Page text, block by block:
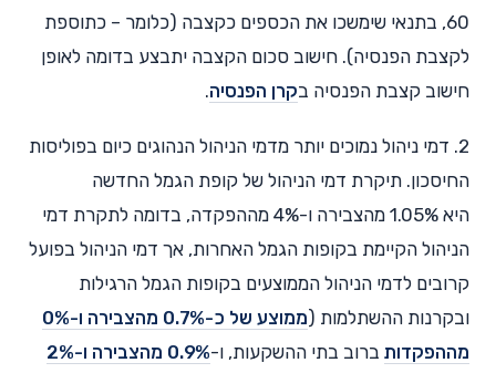
60, בתנאי שימשכו את הכספים כקצבה (כלומר – כתוספת
לקצבת הפנסיה). חישוב סכום הקצבה יתבצע בדומה לאופן
חישוב קצבת הפנסיה בקרן הפנסיה.
2. דמי ניהול נמוכים יותר מדמי הניהול הנהוגים כיום בפוליסות
החיסכון. תיקרת דמי הניהול של קופת הגמל החדשה
היא 1.05% מהצבירה ו-4% מההפקדה, בדומה לתקרת דמי
הניהול הקיימת בקופות הגמל האחרות, אך דמי הניהול בפועל
קרובים לדמי הניהול הממוצעים בקופות הגמל הרגילות
ובקרנות ההשתלמות (
ממוצע של כ-0.7% מהצבירה ו-0%
מההפקדות ברוב בתי ההשקעות, ו-
0.9% מהצבירה ו-2%